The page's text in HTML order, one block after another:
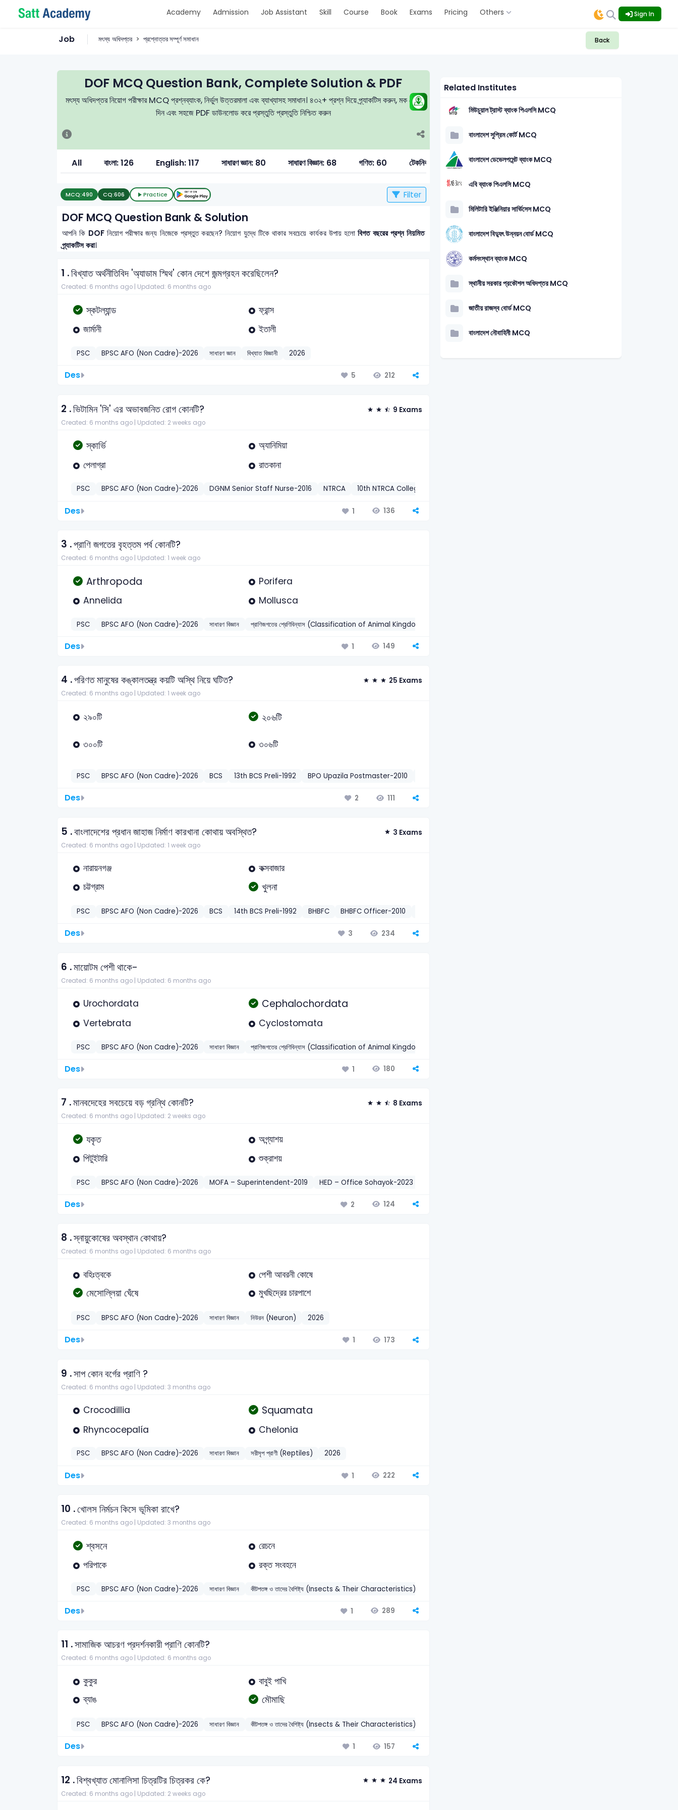
Academy Admission Job Assistant Skill Course Book Exams Pricing Others Sign In
Job মৎস্য অধিদপ্তর প্রশ্নোত্তর সম্পূর্ণ সমাধান Back
DOF MCQ Question Bank, Complete Solution & PDF
মৎস্য অধিদপ্তর নিয়োগ পরীক্ষার MCQ প্রশ্নব্যাংক, নির্ভুল উত্তরমালা এবং ব্যাখ্যাসহ সমাধান। ৪৩২+ প্রশ্ন দিয়ে প্র্যাকটিস করুন, মক টেস্ট
দিন এবং সহজে PDF ডাউনলোড করে প্রস্তুতি প্রস্তুতি নিশ্চিত করুন
All বাংলা: 126 English: 117 সাধারণ জ্ঞান: 80 সাধারণ বিজ্ঞান: 68 গণিত: 60 টেকনিক্যাল: 34 কম্পিউটার ও তথ্য প্রযুক্তি (Computer & ICT): 3
MCQ:490 CQ:606 Practice Filter
DOF MCQ Question Bank & Solution
আপনি কি DOFনিয়োগ পরীক্ষার জন্য নিজেকে প্রস্তুত করছেন? নিয়োগ যুদ্ধে টিকে থাকার সবচেয়ে কার্যকর উপায় হলোবিগত বছরের প্রশ্ন নিয়মিত
প্র্যাকটিস করা।
1 .বিখ্যাত অর্থনীতিবিদ 'অ্যাডাম স্মিথ' কোন দেশে জন্মগ্রহন করেছিলেন?
Created: 6 months ago | Updated: 6 months ago
স্কটল্যান্ড
ফ্রান্স
জার্মানী
ইতালী
PSC BPSC AFO (Non Cadre)-2026 সাধারণ জ্ঞান বিখ্যাত বিজ্ঞানী 2026
Des 5 212
2 .ভিটামিন 'সি' এর অভাবজনিত রোগ কোনটি? 9 Exams
Created: 6 months ago | Updated: 2 weeks ago
স্কার্ভি
অ্যানিমিয়া
পেলাগ্রা
রাতকানা
PSC BPSC AFO (Non Cadre)-2026 DGNM Senior Staff Nurse-2016 NTRCA 10th NTRCA College-2014
Des 1 136
3 .প্রাণি জগতের বৃহত্তম পর্ব কোনটি?
Created: 6 months ago | Updated: 1 week ago
Arthropoda
Porifera
Annelida
Mollusca
PSC BPSC AFO (Non Cadre)-2026 সাধারণ বিজ্ঞান প্রাণিজগতের শ্রেণিবিন্যাস (Classification of Animal Kingdom)
Des 1 149
4 .পরিণত মানুষের কঙ্কালতন্ত্র কয়টি অস্থি নিয়ে ঘটিত? 25 Exams
Created: 6 months ago | Updated: 1 week ago
২৯০টি ২০৬টি
৩০০টি ৩০৬টি
PSC BPSC AFO (Non Cadre)-2026 BCS 13th BCS Preli-1992 BPO Upazila Postmaster-2010
Des 2 111
5 .বাংলাদেশের প্রধান জাহাজ নির্মাণ কারখানা কোথায় অবস্থিত? 3 Exams
Created: 6 months ago | Updated: 1 week ago
নারায়নগঞ্জ
কক্সবাজার
চট্টগ্রাম
খুলনা
PSC BPSC AFO (Non Cadre)-2026 BCS 14th BCS Preli-1992 BHBFC BHBFC Officer-2010
Des 3 234
6 .মায়োটম পেশী থাকে-
Created: 6 months ago | Updated: 6 months ago
Urochordata Cephalochordata
Vertebrata Cyclostomata
PSC BPSC AFO (Non Cadre)-2026 সাধারণ বিজ্ঞান প্রাণিজগতের শ্রেণিবিন্যাস (Classification of Animal Kingdom)
Des 1 180
7 .মানবদেহের সবচেয়ে বড় গ্রন্থি কোনটি? 8 Exams
Created: 6 months ago | Updated: 2 weeks ago
যকৃত
অগ্ন্যাশয়
পিটুইটারি
শুক্রাশয়
PSC BPSC AFO (Non Cadre)-2026 MOFA – Superintendent-2019 HED – Office Sohayok-2023
Des 2 124
8 .স্নায়ুকোষের অবস্থান কোথায়?
Created: 6 months ago | Updated: 6 months ago
বহিঃত্বকে পেশী আবরনী কোষে
মেসোল্লিয়া ঘেঁষে মুখছিদ্রের চারপাশে
PSC BPSC AFO (Non Cadre)-2026 সাধারণ বিজ্ঞান নিউরন (Neuron) 2026
Des 1 173
9 .সাপ কোন বর্গের প্রাণি ?
Created: 6 months ago | Updated: 3 months ago
Crocodillia Squamata
Rhyncocepalía Chelonia
PSC BPSC AFO (Non Cadre)-2026 সাধারণ বিজ্ঞান সরীসৃপ প্রাণী (Reptiles) 2026
Des 1 222
10 .খোলস নির্মচন কিসে ভূমিকা রাখে?
Created: 6 months ago | Updated: 3 months ago
শ্বসনে
রেচনে
পরিপাকে
রক্ত সংবহনে
PSC BPSC AFO (Non Cadre)-2026 সাধারণ বিজ্ঞান কীটপতঙ্গ ও তাদের বৈশিষ্ট্য (Insects & Their Characteristics)
Des 1 289
11 .সামাজিক আচরণ প্রদর্শনকারী প্রাণি কোনটি?
Created: 6 months ago | Updated: 6 months ago
কুকুর
বাবুই পাখি
ব্যাঙ
মৌমাছি
PSC BPSC AFO (Non Cadre)-2026 সাধারণ বিজ্ঞান কীটপতঙ্গ ও তাদের বৈশিষ্ট্য (Insects & Their Characteristics)
Des 1 157
12 .বিশ্বখ্যাত মোনালিসা চিত্রটির চিত্রকর কে? 24 Exams
Created: 6 months ago | Updated: 2 weeks ago
Related Institutes
মিউচুয়াল ট্রাস্ট ব্যাংক পিএলসি MCQ
বাংলাদেশ সুপ্রিম কোর্ট MCQ
বাংলাদেশ ডেভেলপমেন্ট ব্যাংক MCQ
এবি ব্যাংক পিএলসি MCQ
মিলিটারি ইঞ্জিনিয়ার সার্ভিসেস MCQ
বাংলাদেশ বিদ্যুৎ উন্নয়ন বোর্ড MCQ
কর্মসংস্থান ব্যাংক MCQ
স্থানীয় সরকার প্রকৌশল অধিদপ্তর MCQ
জাতীয় রাজস্ব বোর্ড MCQ
বাংলাদেশ নৌবাহিনী MCQ